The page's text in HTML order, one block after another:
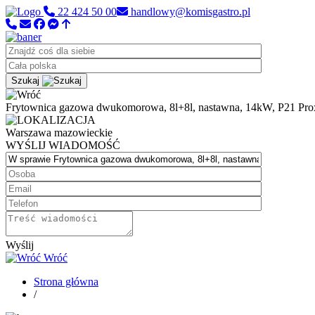
22 424 50 00 handlowy@komisgastro.pl
Szukaj
Frytownica gazowa dwukomorowa, 8l+8l, nastawna, 14kW, P21
Warszawa mazowieckie
WYŚLIJ WIADOMOŚĆ
Wyślij
Wróć
Strona główna
/